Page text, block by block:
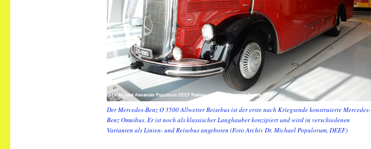
Der Mercedes-Benz O 3500 Allwetter Reisebus ist der erste nach Kriegsende konstruierte Mercedes-
Benz Omnibus. Er ist noch als klassischer Langhauber konzipiert und wird in verschiedenen
Varianten als Linien- und Reisebus angeboten (Foto Archiv Dr. Michael Populorum, DEEF)